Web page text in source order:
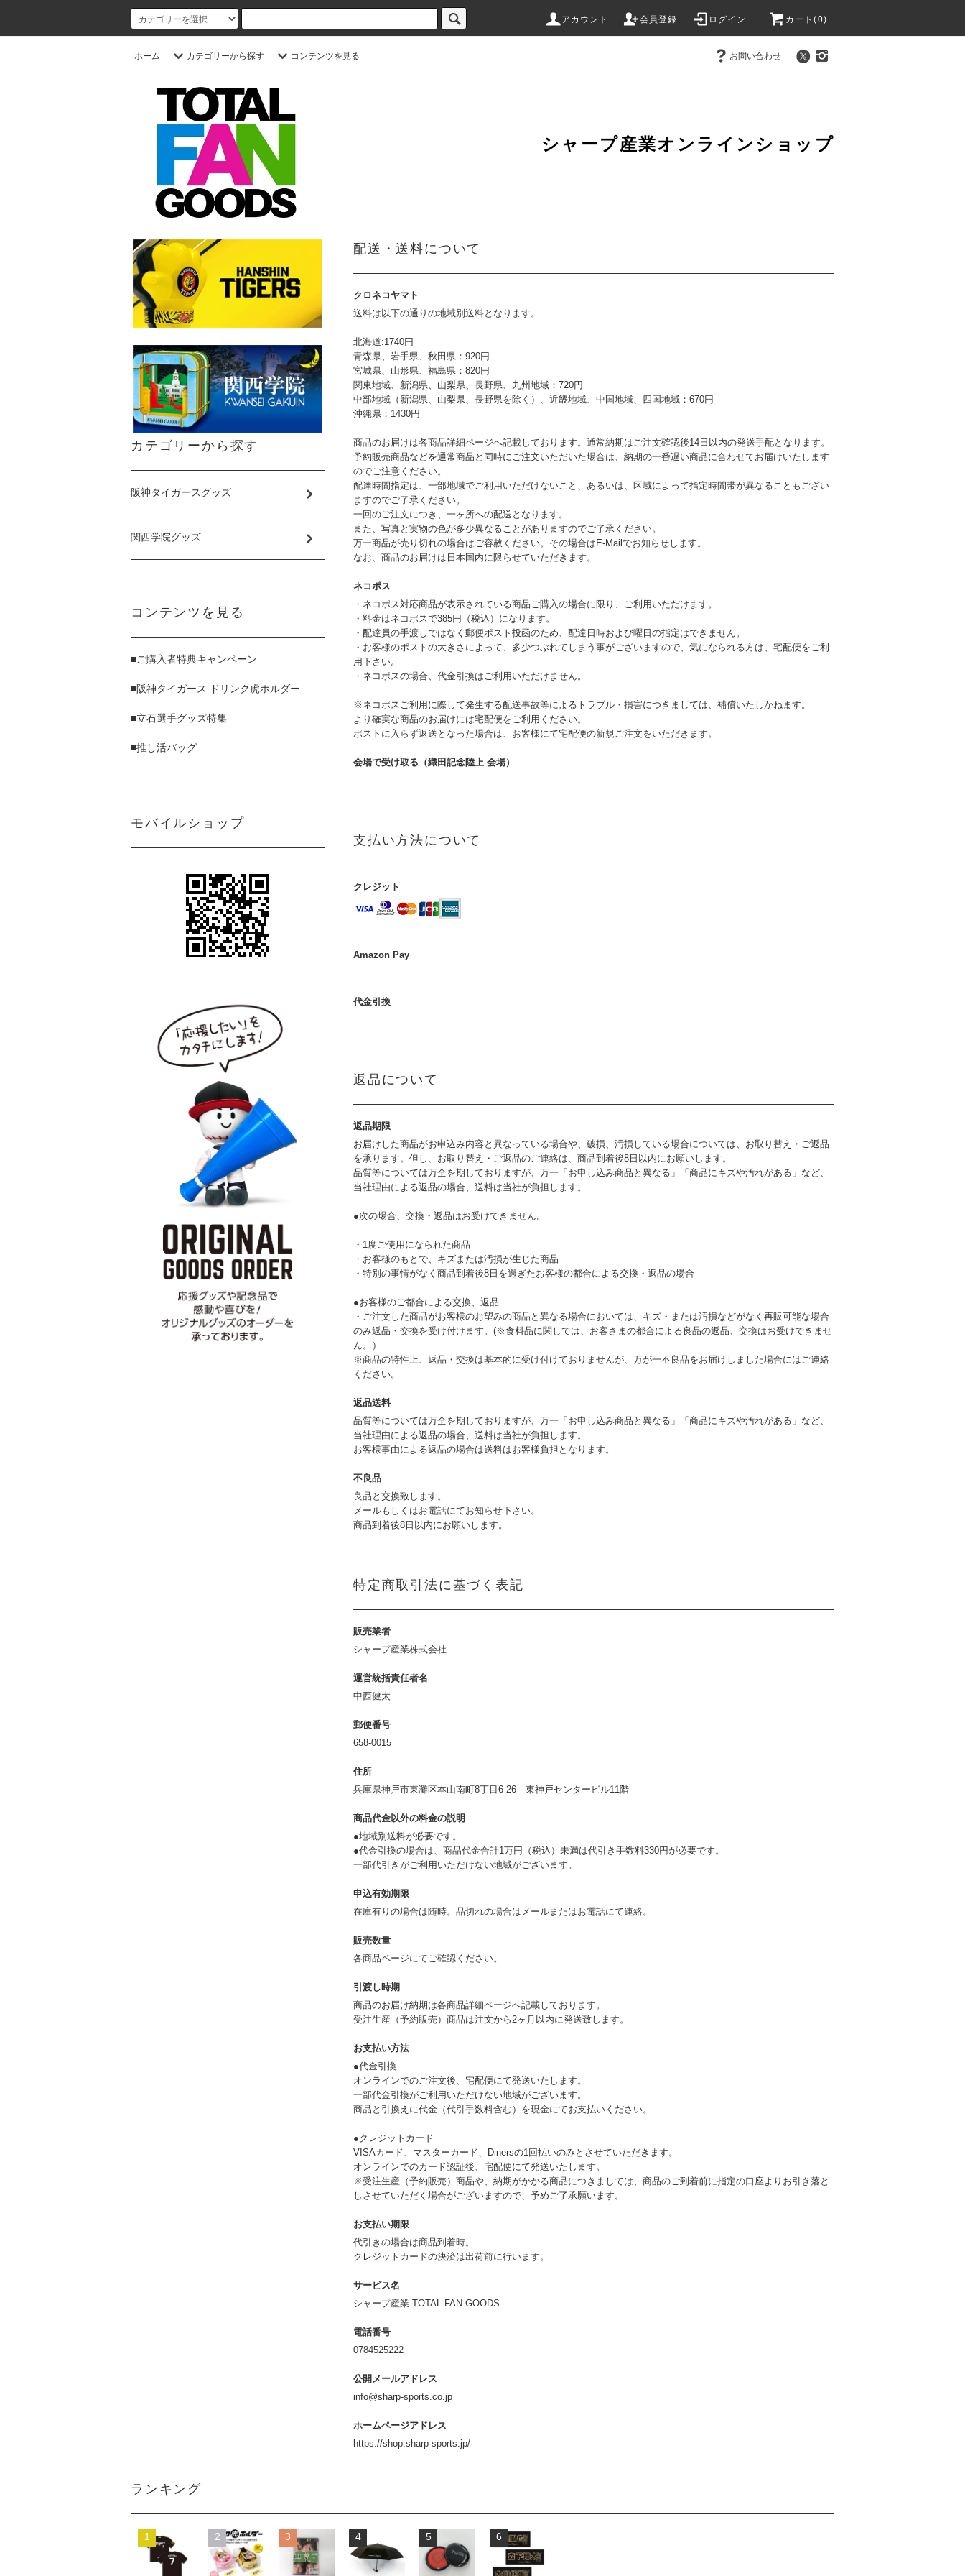
アカウント 会員登録 ログイン カート(0)
ホーム カテゴリーから探す コンテンツを見る お問い合わせ
シャープ産業オンラインショップ
配送・送料について
クロネコヤマト
送料は以下の通りの地域別送料となります。
北海道:1740円
青森県、岩手県、秋田県：920円
宮城県、山形県、福島県：820円
関東地域、新潟県、山梨県、長野県、九州地域：720円
中部地域（新潟県、山梨県、長野県を除く）、近畿地域、中国地域、四国地域：670円
沖縄県：1430円
商品のお届けは各商品詳細ページへ記載しております。通常納期はご注文確認後14日以内の発送手配となります。
予約販売商品などを通常商品と同時にご注文いただいた場合は、納期の一番遅い商品に合わせてお届けいたします
のでご注意ください。
配達時間指定は、一部地域でご利用いただけないこと、あるいは、区域によって指定時間帯が異なることもござい
ますのでご了承ください。
一回のご注文につき、一ヶ所への配送となります。
また、写真と実物の色が多少異なることがありますのでご了承ください。
万一商品が売り切れの場合はご容赦ください。その場合はE-Mailでお知らせします。
なお、商品のお届けは日本国内に限らせていただきます。
ネコポス
・ネコポス対応商品が表示されている商品ご購入の場合に限り、ご利用いただけます。
・料金はネコポスで385円（税込）になります。
・配達員の手渡しではなく郵便ポスト投函のため、配達日時および曜日の指定はできません。
・お客様のポストの大きさによって、多少つぶれてしまう事がございますので、気になられる方は、宅配便をご利
用下さい。
・ネコポスの場合、代金引換はご利用いただけません。
※ネコポスご利用に際して発生する配送事故等によるトラブル・損害につきましては、補償いたしかねます。
より確実な商品のお届けには宅配便をご利用ください。
ポストに入らず返送となった場合は、お客様にて宅配便の新規ご注文をいただきます。
会場で受け取る（織田記念陸上 会場）
支払い方法について
クレジット
Amazon Pay
代金引換
返品について
返品期限
お届けした商品がお申込み内容と異なっている場合や、破損、汚損している場合については、お取り替え・ご返品
を承ります。但し、お取り替え・ご返品のご連絡は、商品到着後8日以内にお願いします。
品質等については万全を期しておりますが、万一「お申し込み商品と異なる」「商品にキズや汚れがある」など、
当社理由による返品の場合、送料は当社が負担します。
●次の場合、交換・返品はお受けできません。
・1度ご使用になられた商品
・お客様のもとで、キズまたは汚損が生じた商品
・特別の事情がなく商品到着後8日を過ぎたお客様の都合による交換・返品の場合
●お客様のご都合による交換、返品
・ご注文した商品がお客様のお望みの商品と異なる場合においては、キズ・または汚損などがなく再販可能な場合
のみ返品・交換を受け付けます。(※食料品に関しては、お客さまの都合による良品の返品、交換はお受けできませ
ん。）
※商品の特性上、返品・交換は基本的に受け付けておりませんが、万が一不良品をお届けしました場合にはご連絡
ください。
返品送料
品質等については万全を期しておりますが、万一「お申し込み商品と異なる」「商品にキズや汚れがある」など、
当社理由による返品の場合、送料は当社が負担します。
お客様事由による返品の場合は送料はお客様負担となります。
不良品
良品と交換致します。
メールもしくはお電話にてお知らせ下さい。
商品到着後8日以内にお願いします。
特定商取引法に基づく表記
販売業者
シャープ産業株式会社
運営統括責任者名
中西健太
郵便番号
658-0015
住所
兵庫県神戸市東灘区本山南町8丁目6-26 東神戸センタービル11階
商品代金以外の料金の説明
●地域別送料が必要です。
●代金引換の場合は、商品代金合計1万円（税込）未満は代引き手数料330円が必要です。
一部代引きがご利用いただけない地域がございます。
申込有効期限
在庫有りの場合は随時。品切れの場合はメールまたはお電話にて連絡。
販売数量
各商品ページにてご確認ください。
引渡し時期
商品のお届け納期は各商品詳細ページへ記載しております。
受注生産（予約販売）商品は注文から2ヶ月以内に発送致します。
お支払い方法
●代金引換
オンラインでのご注文後、宅配便にて発送いたします。
一部代金引換がご利用いただけない地域がございます。
商品と引換えに代金（代引手数料含む）を現金にてお支払いください。
●クレジットカード
VISAカード、マスターカード、Dinersの1回払いのみとさせていただきます。
オンラインでのカード認証後、宅配便にて発送いたします。
※受注生産（予約販売）商品や、納期がかかる商品につきましては、商品のご到着前に指定の口座よりお引き落と
しさせていただく場合がございますので、予めご了承願います。
お支払い期限
代引きの場合は商品到着時。
クレジットカードの決済は出荷前に行います。
サービス名
シャープ産業 TOTAL FAN GOODS
電話番号
0784525222
公開メールアドレス
info@sharp-sports.co.jp
ホームページアドレス
https://shop.sharp-sports.jp/
カテゴリーから探す
阪神タイガースグッズ
関西学院グッズ
コンテンツを見る
■ご購入者特典キャンペーン
■阪神タイガース ドリンク虎ホルダー
■立石選手グッズ特集
■推し活バッグ
モバイルショップ
ランキング
1 2 3 4 5 6